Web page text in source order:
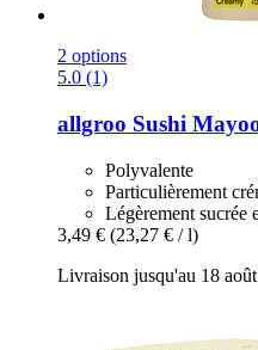
2 options
5.0 (1)
allgroo Sushi
Polyvalente
Particulièrement
Légèrement sucrée
3,49 € (23,27 € / l)
Livraison jusqu'au 18 août